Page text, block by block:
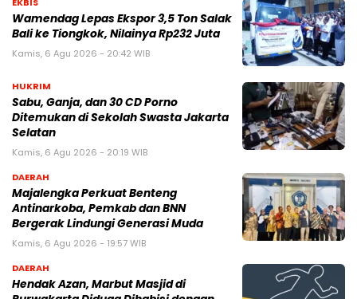
Wamendag Lepas Ekspor 3,5 Ton Salak
Bali ke Tiongkok, Nilainya Rp232 Juta
Kamis, 6 Agu 2026 - 20:42 WIB
HUKRIM
Sabu, Ganja, dan 30 CD Porno
Ditemukan di Sekolah Swasta Jakarta
Selatan
Kamis, 6 Agu 2026 - 20:19 WIB
DAERAH
Majalengka Perkuat Benteng
Antinarkoba, Pemkab dan BNN
Bergerak Lindungi Generasi Muda
Kamis, 6 Agu 2026 - 19:57 WIB
DAERAH
Hendak Azan, Marbut Masjid di